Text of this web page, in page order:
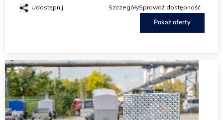
Udostępnij SzczegółySprawdź dostępność
Pokaż oferty